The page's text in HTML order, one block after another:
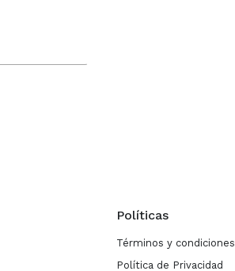
Políticas
Términos y condiciones
Política de Privacidad